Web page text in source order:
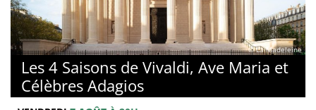
© La Madeleine
Les 4 Saisons de Vivaldi, Ave Maria et
Célèbres Adagios